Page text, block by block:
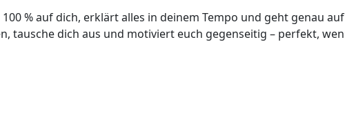
% auf dich, erklärt alles in deinem Tempo und geht genau
tausche dich aus und motiviert euch gegenseitig – perfekt,